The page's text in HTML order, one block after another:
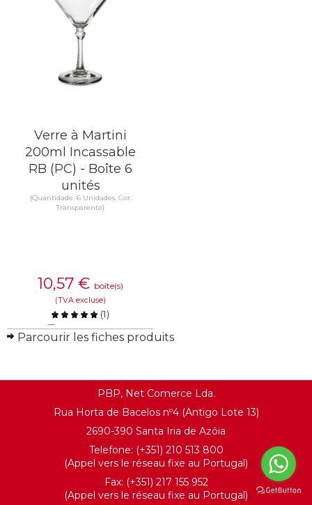
Verre à Martini
200ml Incassable
RB (PC) - Boîte 6
unités
(Quantidade: 6 Unidades, Cor:
Transparente)
10,57 € boîte(s)
(TVA excluse)
(1)
Comparer
Parcourir les fiches produits
PBP, Net Comerce Lda.
Rua Horta de Bacelos nº4 (Antigo Lote 13)
2690-390 Santa Iria de Azóia
Telefone: (+351) 210 513 800
(Appel vers le réseau fixe au Portugal)
Fax: (+351) 217 155 952
(Appel vers le réseau fixe au Portugal)